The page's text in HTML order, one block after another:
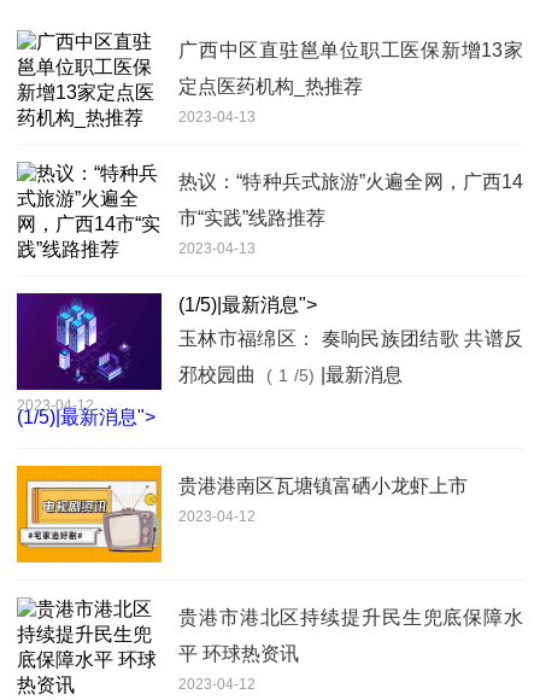
广西中区直驻邕单位职工医保新增13家
定点医药机构_热推荐
2023-04-13
热议：“特种兵式旅游”火遍全网，广西14
市“实践”线路推荐
2023-04-13
(1/5)|最新消息">
玉林市福绵区： 奏响民族团结歌 共谱反
邪校园曲
( 1 /5) |最新消息
2023-04-12
(1/5)|最新消息">
贵港港南区瓦塘镇富硒小龙虾上市
2023-04-12
贵港市港北区持续提升民生兜底保障水
平 环球热资讯
2023-04-12